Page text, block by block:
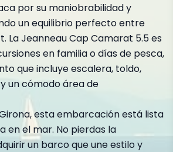
por su maniobrabilidad y
un equilibrio perfecto entre
La Jeanneau Cap Camarat 5.5 es
en familia o días de pesca,
que incluye escalera, toldo,
un cómodo área de
esta embarcación está lista
en el mar. No pierdas la
un barco que une estilo y